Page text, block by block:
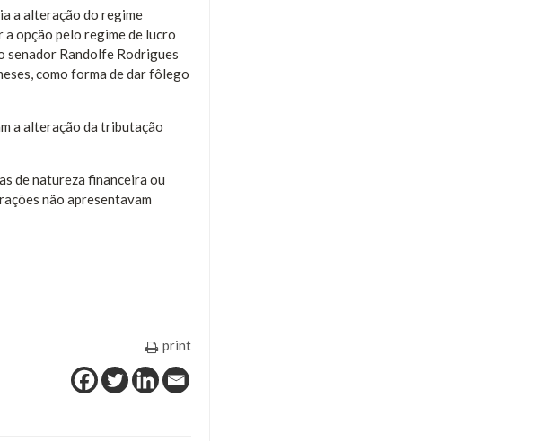
a alteração do regime
opção pelo regime de lucro
senador Randolfe Rodrigues
como forma de dar fôlego
a alteração da tributação
de natureza financeira ou
não apresentavam
print